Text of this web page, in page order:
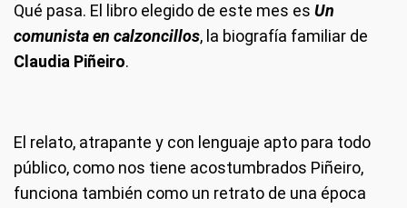
Qué pasa. El libro elegido de este mes es Un
comunista en calzoncillos, la biografía familiar de
Claudia Piñeiro.
El relato, atrapante y con lenguaje apto para todo
público, como nos tiene acostumbrados Piñeiro,
funciona también como un retrato de una época